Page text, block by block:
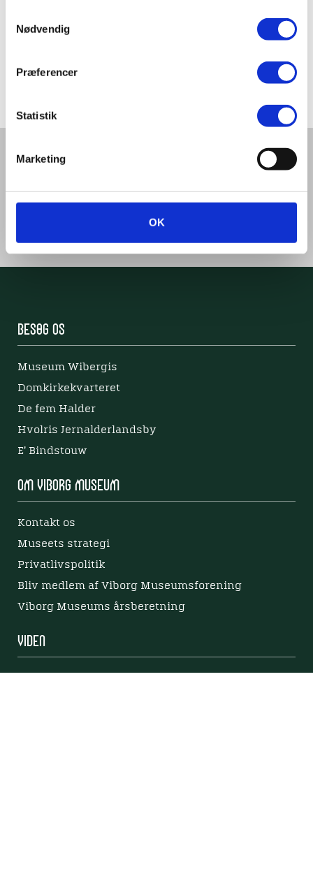
Nødvendig
Præferencer
Statistik
Marketing
OK
Valmuevej
Valmuevej blev navngivet i 1959.
Del denne artikel med andre:
Besøg os
Museum Wibergis
Domkirkekvarteret
De fem Halder
Hvolris Jernalderlandsby
E' Bindstouw
Om Viborg Museum
Kontakt os
Museets strategi
Privatlivspolitik
Bliv medlem af Viborg Museumsforening
Viborg Museums årsberetning
Viden